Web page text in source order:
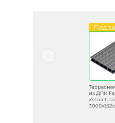
Под
из ДПК
Zebra